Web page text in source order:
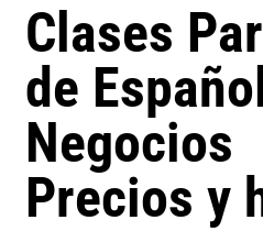
Clases
de
Negocios
Precios y